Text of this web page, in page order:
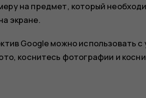
на предмет, который
экране.
Google можно использовать
, коснитесь фотографии и